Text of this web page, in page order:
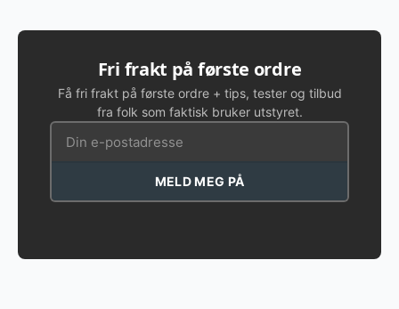
Fri frakt på første ordre
Få fri frakt på første ordre + tips, tester og tilbud
fra folk som faktisk bruker utstyret.
MELD MEG PÅ